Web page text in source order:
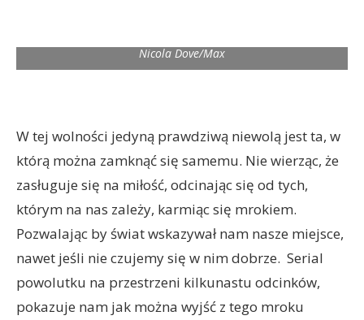
Nicola Dove/Max
W tej wolności jedyną prawdziwą niewolą jest ta, w
którą można zamknąć się samemu. Nie wierząc, że
zasługuje się na miłość, odcinając się od tych,
którym na nas zależy, karmiąc się mrokiem.
Pozwalając by świat wskazywał nam nasze miejsce,
nawet jeśli nie czujemy się w nim dobrze. Serial
powolutku na przestrzeni kilkunastu odcinków,
pokazuje nam jak można wyjść z tego mroku